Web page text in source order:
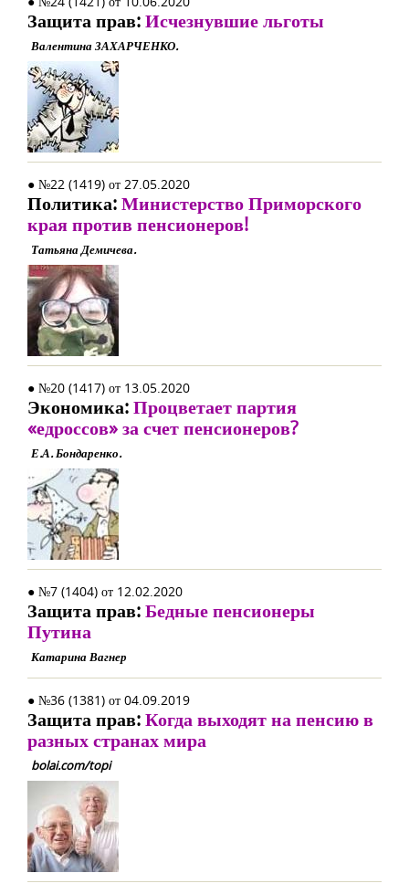
Защита прав:Исчезнувшие льготы
Валентина ЗАХАРЧЕНКО.
● №22 (1419) от 27.05.2020
Политика:Министерство Приморского
края против пенсионеров!
Татьяна Демичева.
● №20 (1417) от 13.05.2020
Экономика:Процветает партия
«едроссов» за счет пенсионеров?
Е.А. Бондаренко.
● №7 (1404) от 12.02.2020
Защита прав:Бедные пенсионеры
Путина
Катарина Вагнер
● №36 (1381) от 04.09.2019
Защита прав:Когда выходят на пенсию в
разных странах мира
bolai.com/topi